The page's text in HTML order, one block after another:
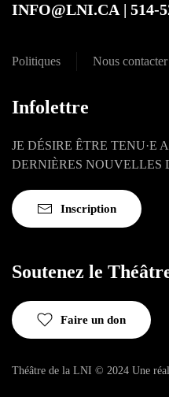
INFO@LNI.CA | 514-
Politiques Nous contacter
Infolettre
JE DÉSIRE ÊTRE TENU·E
DERNIÈRES
Inscription
Soutenez le
Faire un don
Théâtre de la LNI © 2024 Une